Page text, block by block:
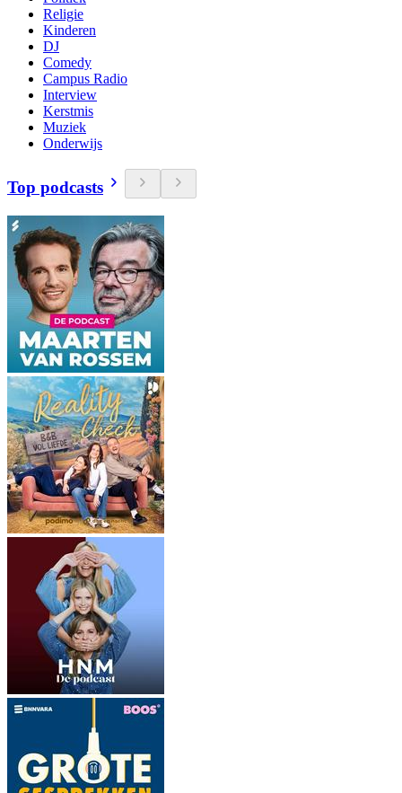
Religie
Kinderen
DJ
Comedy
Campus Radio
Interview
Kerstmis
Muziek
Onderwijs
Top podcasts